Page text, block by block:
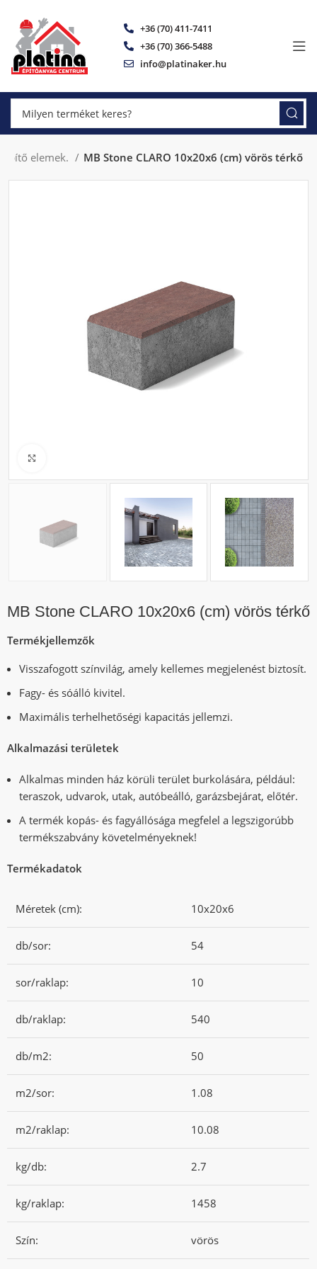
+36 (70) 411-7411
+36 (70) 366-5488
info@platinaker.hu
elemek. MB Stone CLARO 10x20x6 (cm) vörös térkő
MB Stone CLARO 10x20x6 (cm) vörös térkő
Termékjellemzők
Visszafogott színvilág, amely kellemes megjelenést biztosít.
Fagy- és sóálló kivitel.
Maximális terhelhetőségi kapacitás jellemzi.
Alkalmazási területek
Alkalmas minden ház körüli terület burkolására, például:
teraszok, udvarok, utak, autóbeálló, garázsbejárat, előtér.
A termék kopás- és fagyállósága megfelel a legszigorúbb
termékszabvány követelményeknek!
Termékadatok
Méretek (cm): 10x20x6
db/sor: 54
sor/raklap: 10
db/raklap: 540
db/m2: 50
m2/sor: 1.08
m2/raklap: 10.08
kg/db: 2.7
kg/raklap: 1458
Szín: vörös